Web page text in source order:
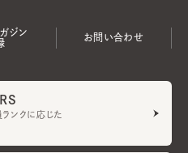
ジン
お問い合わせ
ンクに応じた